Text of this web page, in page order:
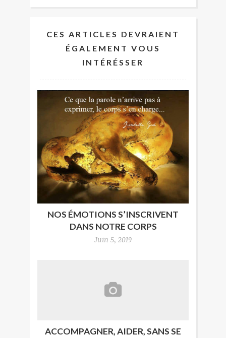
CES ARTICLES DEVRAIENT
ÉGALEMENT VOUS
INTÉRÉSSER
NOS ÉMOTIONS S’INSCRIVENT
DANS NOTRE CORPS
Juin 5, 2019
ACCOMPAGNER, AIDER, SANS SE